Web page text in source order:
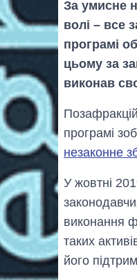
За умисне
волі – все
програмі
цьому за
виконав
програмі
незаконне
У жовтні
виконання
таких
його